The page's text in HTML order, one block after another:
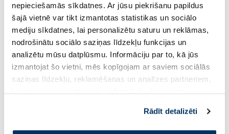
nepieciešamās sīkdatnes. Ar jūsu piekrišanu papildus
šajā vietnē var tikt izmantotas statistikas un sociālo
mediju sīkdatnes, lai personalizētu saturu un reklāmas,
nodrošinātu sociālo saziņas līdzekļu funkcijas un
analizētu mūsu datplūsmu. Informāciju par to, kā jūs
izmantojat šo vietni, mēs kopīgojam ar saviem sociālās
saziņas līdzekļu, reklamēšanas un analīzes partneriem,
pakalpojumus. Ja piekrītat šo papildu sīkdatņu
izmantošanai, lūdzu, atzīmējiet savu izvēli:
Rādīt detalizēti
Pirkt
71.99 €
Standarta cena: 71.99 €
Page 1 of 10
Saules aizsardzībai vasarā ☀️